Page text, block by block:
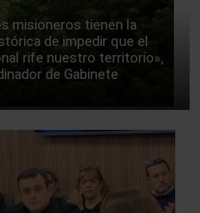
misioneros tienen la
de impedir que el
rife nuestro territorio»,
de Gabinete